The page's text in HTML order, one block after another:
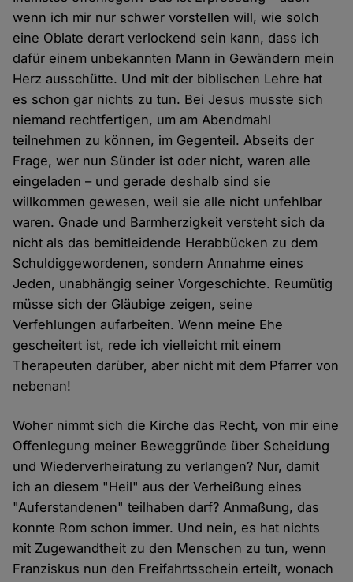
wenn ich mir nur schwer vorstellen will, wie solch
eine Oblate derart verlockend sein kann, dass ich
dafür einem unbekannten Mann in Gewändern mein
Herz ausschütte. Und mit der biblischen Lehre hat
es schon gar nichts zu tun. Bei Jesus musste sich
niemand rechtfertigen, um am Abendmahl
teilnehmen zu können, im Gegenteil. Abseits der
Frage, wer nun Sünder ist oder nicht, waren alle
eingeladen – und gerade deshalb sind sie
willkommen gewesen, weil sie alle nicht unfehlbar
waren. Gnade und Barmherzigkeit versteht sich da
nicht als das bemitleidende Herabbücken zu dem
Schuldiggewordenen, sondern Annahme eines
Jeden, unabhängig seiner Vorgeschichte. Reumütig
müsse sich der Gläubige zeigen, seine
Verfehlungen aufarbeiten. Wenn meine Ehe
gescheitert ist, rede ich vielleicht mit einem
Therapeuten darüber, aber nicht mit dem Pfarrer von
nebenan!
Woher nimmt sich die Kirche das Recht, von mir eine
Offenlegung meiner Beweggründe über Scheidung
und Wiederverheiratung zu verlangen? Nur, damit
ich an diesem "Heil" aus der Verheißung eines
"Auferstandenen" teilhaben darf? Anmaßung, das
konnte Rom schon immer. Und nein, es hat nichts
mit Zugewandtheit zu den Menschen zu tun, wenn
Franziskus nun den Freifahrtsschein erteilt, wonach